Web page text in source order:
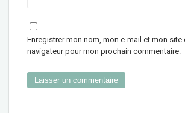
Enregistrer mon nom, mon e-mail et mon site
navigateur pour mon prochain commentaire.